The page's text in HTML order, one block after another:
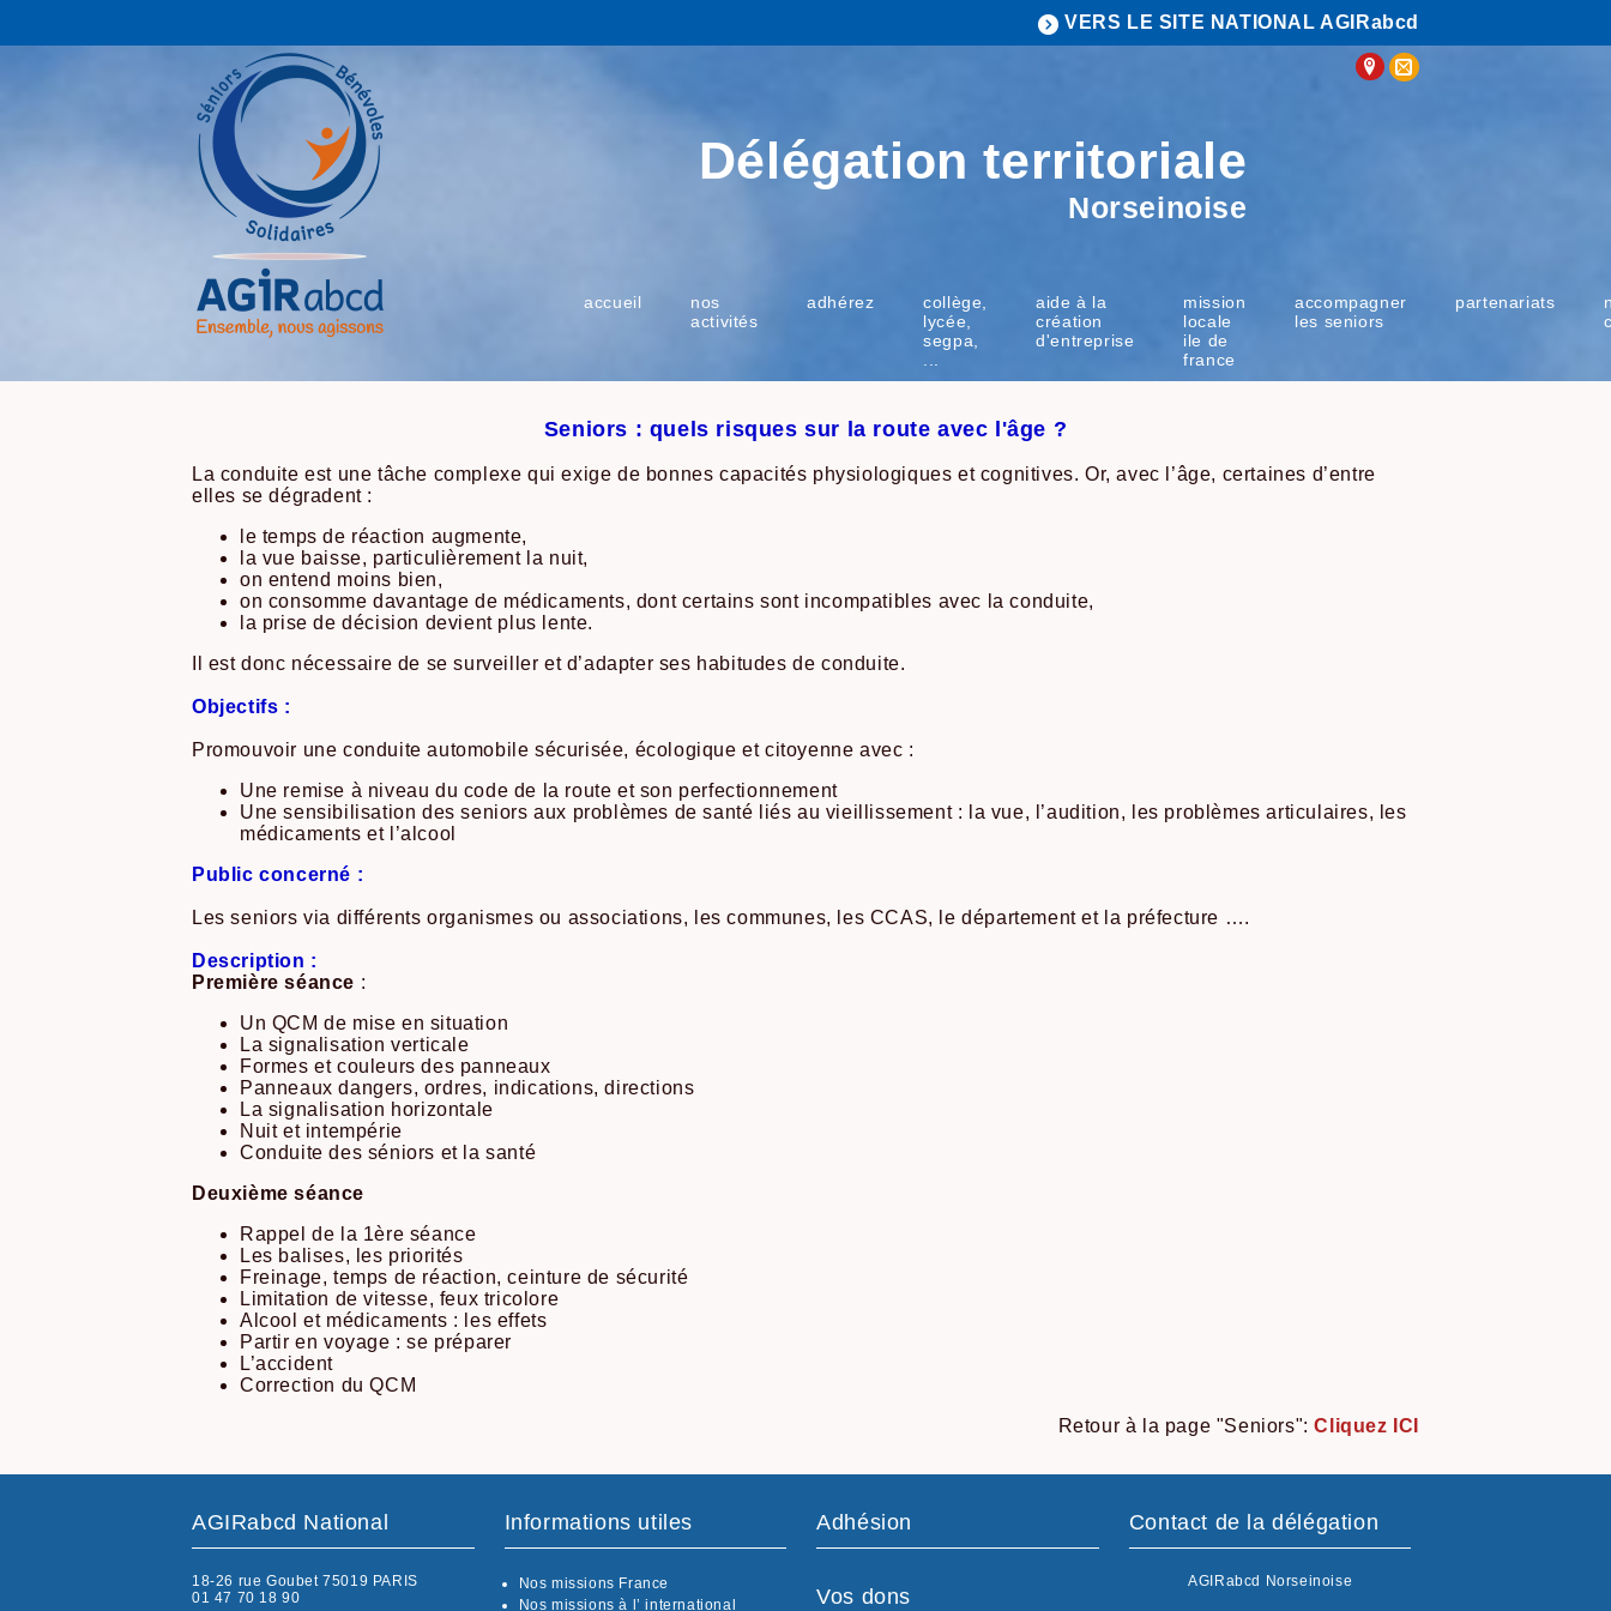
VERS LE SITE NATIONAL AGIRabcd
Délégation territoriale
Norseinoise
accueil
nos
activités
adhérez
collège,
lycée,
segpa,
aide à la
création
d'entreprise
mission
locale
ile de
france
accompagner
les seniors
partenariats
Seniors : quels risques sur la route avec l'âge ?
La conduite est une tâche complexe qui exige de bonnes capacités physiologiques et cognitives. Or, avec l’âge, certaines d’entre
elles se dégradent :
le temps de réaction augmente,
la vue baisse, particulièrement la nuit,
on entend moins bien,
on consomme davantage de médicaments, dont certains sont incompatibles avec la conduite,
la prise de décision devient plus lente.
Il est donc nécessaire de se surveiller et d’adapter ses habitudes de conduite.
Objectifs :
Promouvoir une conduite automobile sécurisée, écologique et citoyenne avec :
Une remise à niveau du code de la route et son perfectionnement
Une sensibilisation des seniors aux problèmes de santé liés au vieillissement : la vue, l’audition, les problèmes articulaires, les
médicaments et l’alcool
Public concerné :
Les seniors via différents organismes ou associations, les communes, les CCAS, le département et la préfecture ….
Description :
Première séance :
Un QCM de mise en situation
La signalisation verticale
Formes et couleurs des panneaux
Panneaux dangers, ordres, indications, directions
La signalisation horizontale
Nuit et intempérie
Conduite des séniors et la santé
Deuxième séance
Rappel de la 1ère séance
Les balises, les priorités
Freinage, temps de réaction, ceinture de sécurité
Limitation de vitesse, feux tricolore
Alcool et médicaments : les effets
Partir en voyage : se préparer
L’accident
Correction du QCM
Retour à la page "Seniors":Cliquez ICI
AGIRabcd National
18-26 rue Goubet 75019 PARIS
01 47 70 18 90
Informations utiles
Nos missions France
Nos missions à l’ international
Adhésion
Vos dons
Contact de la délégation
AGIRabcd Norseinoise